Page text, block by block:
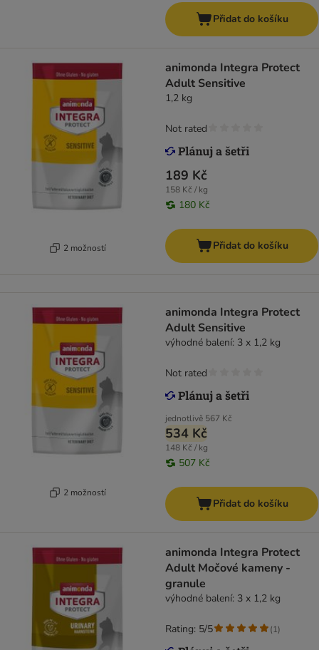
Přidat do košíku
2 možností
animonda Integra Protect
Adult Sensitive
1,2 kg
189 Kč
158 Kč / kg
180 Kč
Not rated
Přidat do košíku
2 možností
animonda Integra Protect
Adult Sensitive
výhodné balení: 3 x 1,2 kg
jednotlivě 567 Kč
534 Kč
148 Kč / kg
507 Kč
Not rated
Přidat do košíku
animonda Integra Protect
Adult Močové kameny -
granule
výhodné balení: 3 x 1,2 kg
Rating: 5/5 (1)